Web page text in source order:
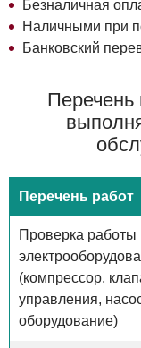
Безналичная
Наличными при
Банковский
Перечень
Перечень работ
Проверка работы
(компрессор,
управления,
оборудование)